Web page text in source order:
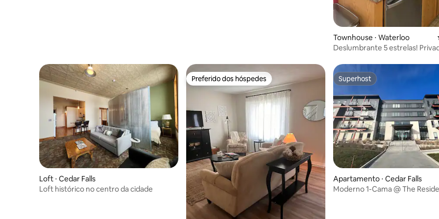
Townhouse ⋅ Waterloo
Deslumbrante 5 estrelas!
Loft ⋅ Cedar Falls
Loft histórico no centro da cidade
Preferido dos hóspedes
Preferido dos hóspedes Superhost
Superhost
Apartamento ⋅ Cedar Falls
Moderno 1-Cama @ The